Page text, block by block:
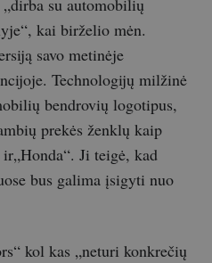
su automobilių
kai birželio mėn.
savo metinėje
Technologijų milžinė
bendrovių logotipus,
prekės ženklų kaip
Ji teigė, kad
bus galima įsigyti nuo
kol kas „neturi konkrečių